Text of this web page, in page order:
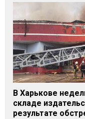
В Харькове
складе
результате